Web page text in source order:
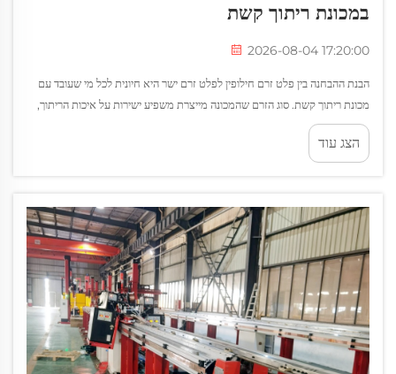
במכונת ריתוך קשת
2026-08-04 17:20:00
הבנת ההבחנה בין פלט זרם חילופין לפלט זרם ישר היא חיונית לכל מי שעובד עם
מכונת ריתוך קשת. סוג הזרם שהמכונה מייצרת משפיע ישירות על איכות הריתוך,
על התאמה לחומרים ועל היעילות הפעולה...
הצג עוד